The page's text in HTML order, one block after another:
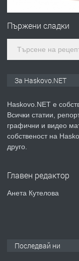
ПРЕДЛАГА
Пържени сладки
За Haskovo.NET
Haskovo.NET е
Всички статии,
графични и видео
собственост на
друго.
Главен редактор
Анета Кутелова
Последвай ни